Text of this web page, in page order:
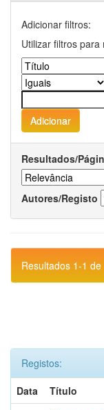
Adicionar filtros:
Utilizar filtros
Resultados/
Autores/Registo
Resultados 1-1 de
Registos:
Data
Título